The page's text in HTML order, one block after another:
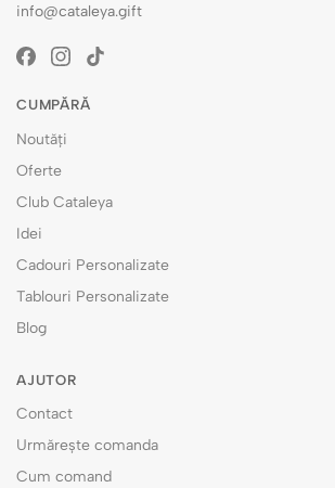
info@cataleya.gift
CUMPĂRĂ
Noutăți
Oferte
Club Cataleya
Idei
Cadouri Personalizate
Tablouri Personalizate
Blog
AJUTOR
Contact
Urmărește comanda
Cum comand